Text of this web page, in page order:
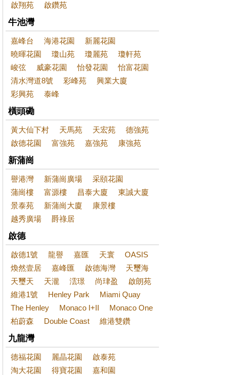
啟翔苑
啟鑽苑
牛池灣
嘉峰台 海港花園
新麗花園
曉暉花園
瓊山苑 瓊麗苑
瓊軒苑
峻弦
威豪花園 怡發花園
怡富花園
清水灣道8號
彩峰苑
興業大廈
彩興苑
泰峰
橫頭磡
黃大仙下村 天馬苑 天宏苑
德強苑
啟德花園
富強苑 嘉強苑 康強苑
新蒲崗
譽港灣 新蒲崗廣場
采頤花園
蒲崗樓
富源樓 昌泰大廈
東誠大廈
景泰苑
新蒲崗大廈
康景樓
越秀廣場
爵祿居
啟德
啟德1號 龍譽 嘉匯 天寰
OASIS
煥然壹居
嘉峰匯 啟德海灣
天璽海
天璽天
天瀧 澐璟 尚珒盈
啟朗苑
維港1號
Henley Park
Miami Quay
The Henley
Monaco I+II
Monaco One
柏蔚森
Double Coast 維港雙鑽
九龍灣
德福花園 麗晶花園
啟泰苑
淘大花園
得寶花園 嘉和園